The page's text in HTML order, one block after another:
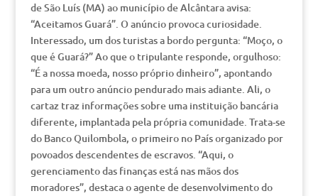
de São Luís (MA) ao município de Alcântara avisa:
“Aceitamos Guará”. O anúncio provoca curiosidade.
Interessado, um dos turistas a bordo pergunta: “Moço, o
que é Guará?” Ao que o tripulante responde, orgulhoso:
“É a nossa moeda, nosso próprio dinheiro”, apontando
para um outro anúncio pendurado mais adiante. Ali, o
cartaz traz informações sobre uma instituição bancária
diferente, implantada pela própria comunidade. Trata-se
do Banco Quilombola, o primeiro no País organizado por
povoados descendentes de escravos. “Aqui, o
gerenciamento das finanças está nas mãos dos
moradores”, destaca o agente de desenvolvimento do